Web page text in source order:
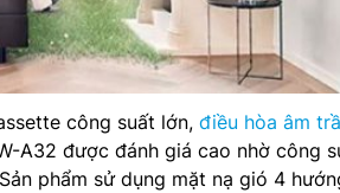
công suất lớn, điều hòa âm
A32 được đánh giá cao nhờ công
phẩm sử dụng mặt nạ gió 4